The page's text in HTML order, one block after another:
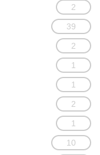
2
39
2
1
1
2
1
10